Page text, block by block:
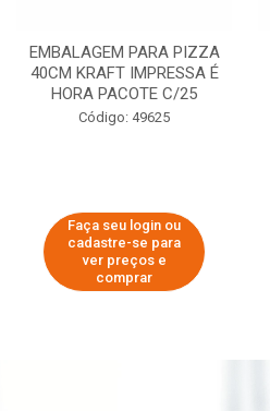
EMBALAGEM PARA PIZZA
40CM KRAFT IMPRESSA É
HORA PACOTE C/25
Código: 49625
Faça seu login ou
cadastre-se para
ver preços e
comprar